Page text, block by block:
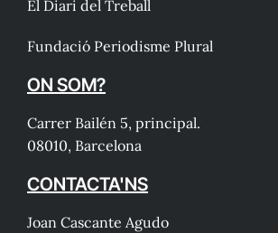
El Diari del Treball
Fundació Periodisme Plural
ON SOM?
Carrer Bailén 5, principal.
08010, Barcelona
CONTACTA'NS
Joan Cascante Agudo